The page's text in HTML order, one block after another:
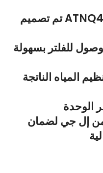
تم تصميم
للفلتر بسهولة
المياه الناتجة
الوحدة